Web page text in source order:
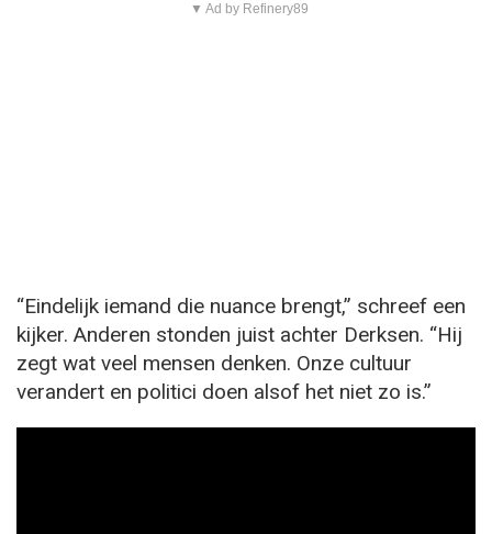
▼ Ad by Refinery89
“Eindelijk iemand die nuance brengt,” schreef een
kijker. Anderen stonden juist achter Derksen. “Hij
zegt wat veel mensen denken. Onze cultuur
verandert en politici doen alsof het niet zo is.”